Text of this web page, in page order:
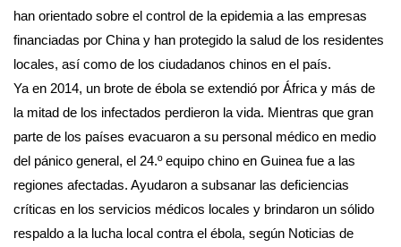
han orientado sobre el control de la epidemia a las empresas
financiadas por China y han protegido la salud de los residentes
locales, así como de los ciudadanos chinos en el país.
Ya en 2014, un brote de ébola se extendió por África y más de
la mitad de los infectados perdieron la vida. Mientras que gran
parte de los países evacuaron a su personal médico en medio
del pánico general, el 24.º equipo chino en Guinea fue a las
regiones afectadas. Ayudaron a subsanar las deficiencias
críticas en los servicios médicos locales y brindaron un sólido
respaldo a la lucha local contra el ébola, según Noticias de